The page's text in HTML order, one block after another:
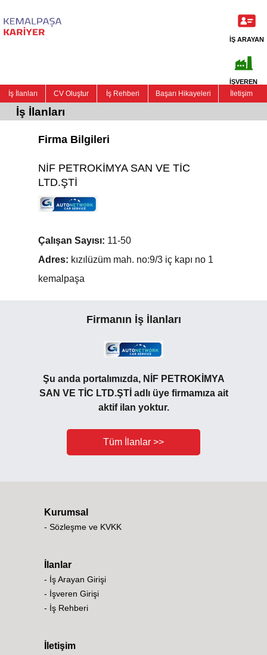
İŞ ARAYAN
İŞVEREN
İş İlanları CV Oluştur İş Rehberi Başarı Hikayeleri İletişim
İş İlanları
Firma Bilgileri
NİF PETROKİMYA SAN VE TİC
LTD.ŞTİ
Çalışan Sayısı: 11-50
Adres: kızılüzüm mah. no:9/3 iç kapı no 1
kemalpaşa
Firmanın İş İlanları
Şu anda portalımızda, NİF PETROKİMYA
SAN VE TİC LTD.ŞTİ adlı üye firmamıza ait
aktif ilan yoktur.
Tüm İlanlar >>
Kurumsal
- Sözleşme ve KVKK
İlanlar
- İş Arayan Girişi
- İşveren Girişi
- İş Rehberi
İletişim